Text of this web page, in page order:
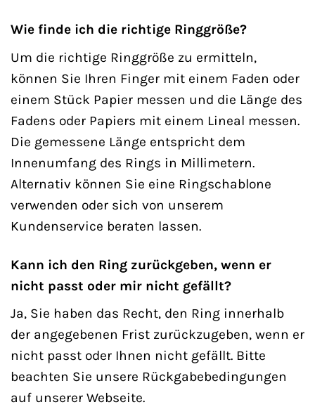
Wie finde ich die richtige Ringgröße?
Um die richtige Ringgröße zu ermitteln,
können Sie Ihren Finger mit einem Faden oder
einem Stück Papier messen und die Länge des
Fadens oder Papiers mit einem Lineal messen.
Die gemessene Länge entspricht dem
Innenumfang des Rings in Millimetern.
Alternativ können Sie eine Ringschablone
verwenden oder sich von unserem
Kundenservice beraten lassen.
Kann ich den Ring zurückgeben, wenn er
nicht passt oder mir nicht gefällt?
Ja, Sie haben das Recht, den Ring innerhalb
der angegebenen Frist zurückzugeben, wenn er
nicht passt oder Ihnen nicht gefällt. Bitte
beachten Sie unsere Rückgabebedingungen
auf unserer Webseite.